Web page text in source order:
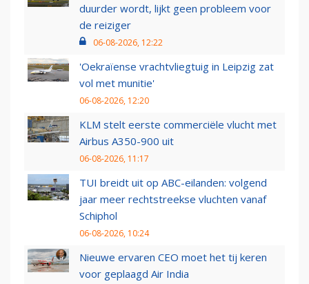
duurder wordt, lijkt geen probleem voor
de reiziger
06-08-2026, 12:22
'Oekraïense vrachtvliegtuig in Leipzig zat
vol met munitie'
06-08-2026, 12:20
KLM stelt eerste commerciële vlucht met
Airbus A350-900 uit
06-08-2026, 11:17
TUI breidt uit op ABC-eilanden: volgend
jaar meer rechtstreekse vluchten vanaf
Schiphol
06-08-2026, 10:24
Nieuwe ervaren CEO moet het tij keren
voor geplaagd Air India